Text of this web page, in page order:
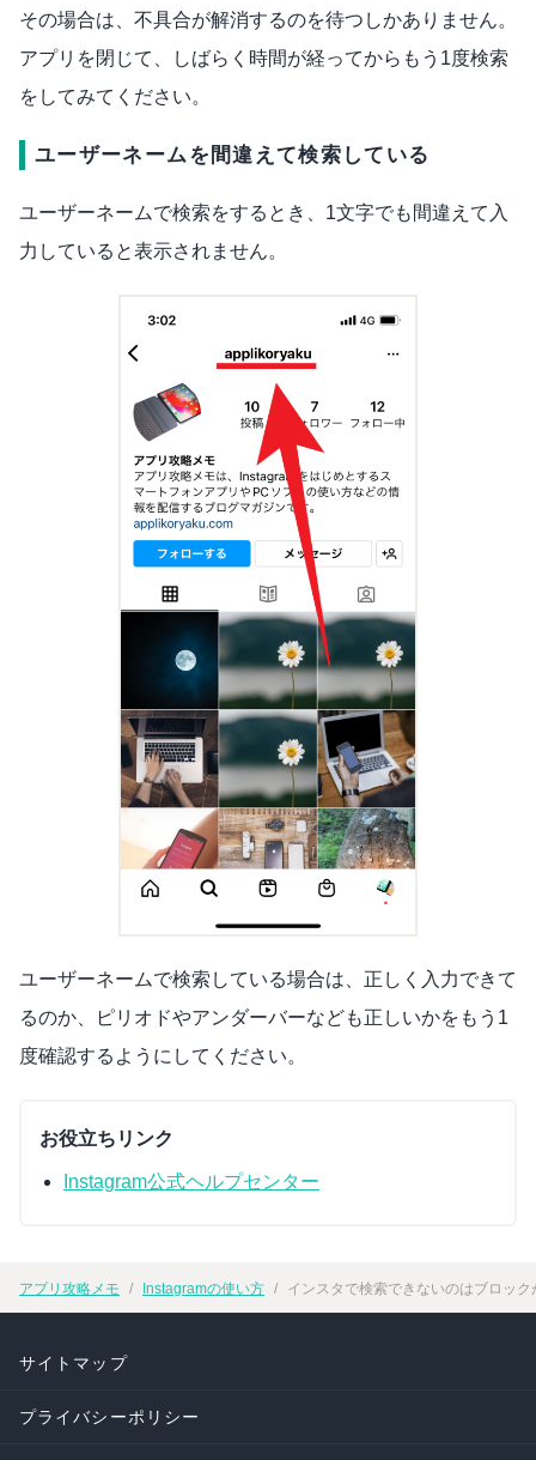
その場合は、不具合が解消するのを待つしかありません。
アプリを閉じて、しばらく時間が経ってからもう1度検索
をしてみてください。
ユーザーネームを間違えて検索している
ユーザーネームで検索をするとき、1文字でも間違えて入
力していると表示されません。
ユーザーネームで検索している場合は、正しく入力できて
るのか、ピリオドやアンダーバーなども正しいかをもう1
度確認するようにしてください。
お役立ちリンク
Instagram公式ヘルプセンター
アプリ攻略メモ Instagramの使い方 インスタで検索できないのはブロッ
サイトマップ
プライバシーポリシー